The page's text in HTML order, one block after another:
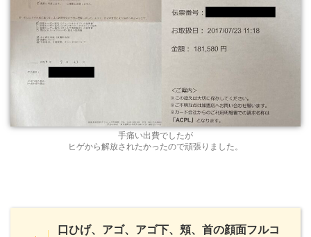
手痛い出費でしたが
ヒゲから解放されたかったので頑張りました。
口ひげ、アゴ、アゴ下、頬、首の顔面フルコ